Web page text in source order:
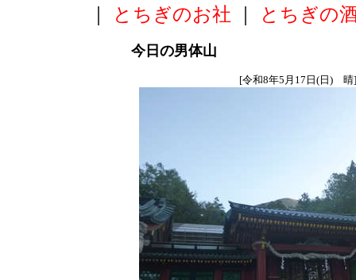
とちぎのお社 とちぎの
今日の男体山
[令和8年5月17日(日) 晴]